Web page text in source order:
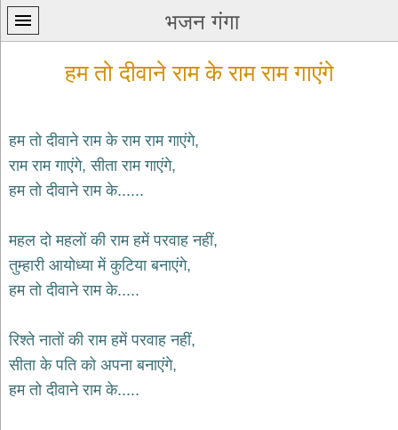
भजन गंगा
प्रथम
पन्ना
कृष्ण
भजन
krishna
bhajans
भजन
bhajans
हनुमान
हम तो दीवाने राम के राम राम गाएंगे
हम तो दीवाने राम के राम राम गाएंगे,
राम राम गाएंगे, सीता राम गाएंगे,
हम तो दीवाने राम के......
महल दो महलों की राम हमें परवाह नहीं,
तुम्हारी आयोध्या में कुटिया बनाएंगे,
हम तो दीवाने राम के.....
रिश्ते नातों की राम हमें परवाह नहीं,
सीता के पति को अपना बनाएंगे,
हम तो दीवाने राम के.....